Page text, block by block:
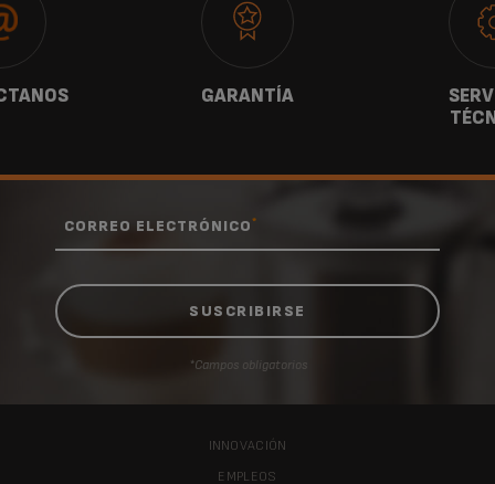
GARANTÍA
CORREO ELECTRÓNICO*
*Campos obligatorios
INNOVACIÓN
EMPLEOS